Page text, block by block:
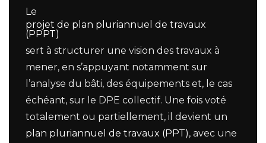
Le
projet de plan pluriannuel de travaux
(PPPT)
sert à structurer une vision des travaux à
mener, en s’appuyant notamment sur
l’analyse du bâti, des équipements et, le cas
échéant, sur le DPE collectif. Une fois voté
totalement ou partiellement, il devient un
plan pluriannuel de travaux (PPT), avec une